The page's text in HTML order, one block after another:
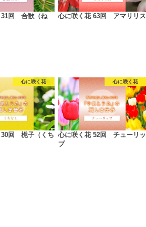
31回 合歓（ね
心に咲く花 63回 アマリリス
心に咲く花
30回 梔子（くち
心に咲く花
心に咲く花 52回 チューリッ
プ